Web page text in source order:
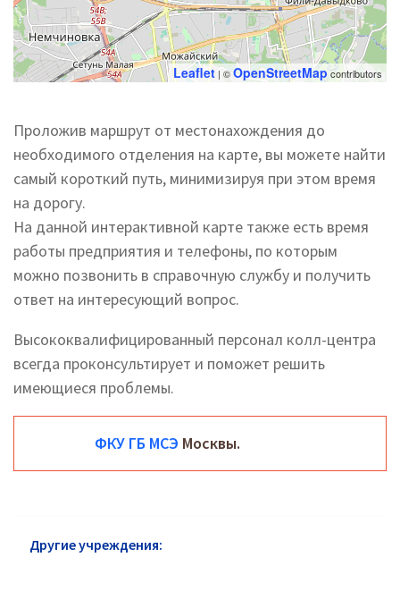
Leaflet | ©OpenStreetMapcontributors
Проложив маршрут от местонахождения до
необходимого отделения на карте, вы можете найти
самый короткий путь, минимизируя при этом время
на дорогу.
На данной интерактивной карте также есть время
работы предприятия и телефоны, по которым
можно позвонить в справочную службу и получить
ответ на интересующий вопрос.
Высококвалифицированный персонал колл-центра
всегда проконсультирует и поможет решить
имеющиеся проблемы.
ФКУ ГБ МСЭ Москвы.
Другие учреждения: